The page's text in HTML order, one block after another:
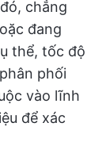
chẳng
đang
thể, tốc độ
phối
vào lĩnh
để xác